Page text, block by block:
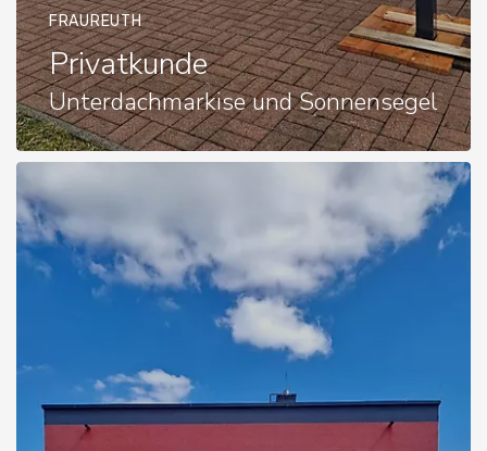
FRAUREUTH
Privatkunde
Unterdachmarkise und Sonnensegel